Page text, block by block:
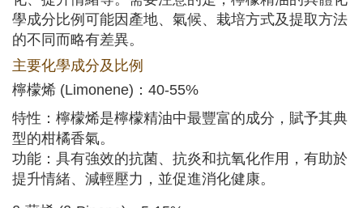
學成分比例可能因產地、氣候、栽培方式及提取方法
的不同而略有差異。
主要化學成分及比例
檸檬烯 (Limonene)：40-55%
特性：檸檬烯是檸檬精油中最豐富的成分，賦予其典
型的柑橘香氣。
功能：具有強效的抗菌、抗炎和抗氧化作用，有助於
提升情緒、減輕壓力，並促進消化健康。